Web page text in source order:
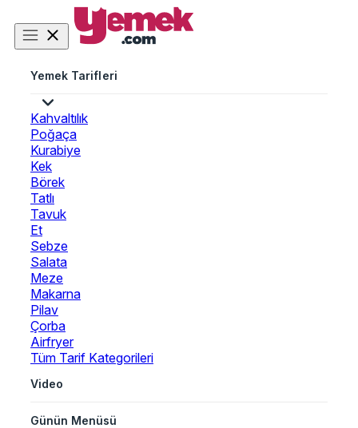
Yemek Tarifleri
Kahvaltılık
Poğaça
Kurabiye
Kek
Börek
Tatlı
Tavuk
Et
Sebze
Salata
Meze
Makarna
Pilav
Çorba
Airfryer
Tüm Tarif Kategorileri
Video
Günün Menüsü